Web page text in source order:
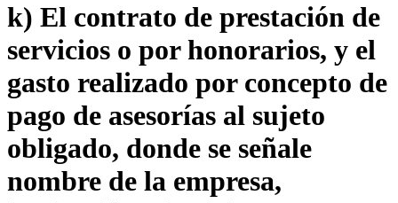
k) El contrato de prestación de
servicios o por honorarios, y el
gasto realizado por concepto de
pago de asesorías al sujeto
obligado, donde se señale
nombre de la empresa,